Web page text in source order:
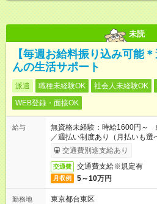
未読
【毎週お給料振り込み可能
んの生活サポート
派遣 職種未経験OK 社会人未経験OK
WEB登録・面接OK
給与
無資格未経験：時給1600円～
／週払い制度あり（月払いも
了次第のお支払いとなります。
交通費別途支給あり
交通費 交通費支給※規定有
月収例 5～10万円
勤務地
東京都台東区